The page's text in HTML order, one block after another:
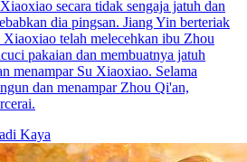
secara tidak sengaja jatuh dan
dia pingsan. Jiang Yin berteriak
telah melecehkan ibu Zhou
pakaian dan membuatnya jatuh
menampar Su Xiaoxiao. Selama
dan menampar Zhou Qi'an,
Kaya